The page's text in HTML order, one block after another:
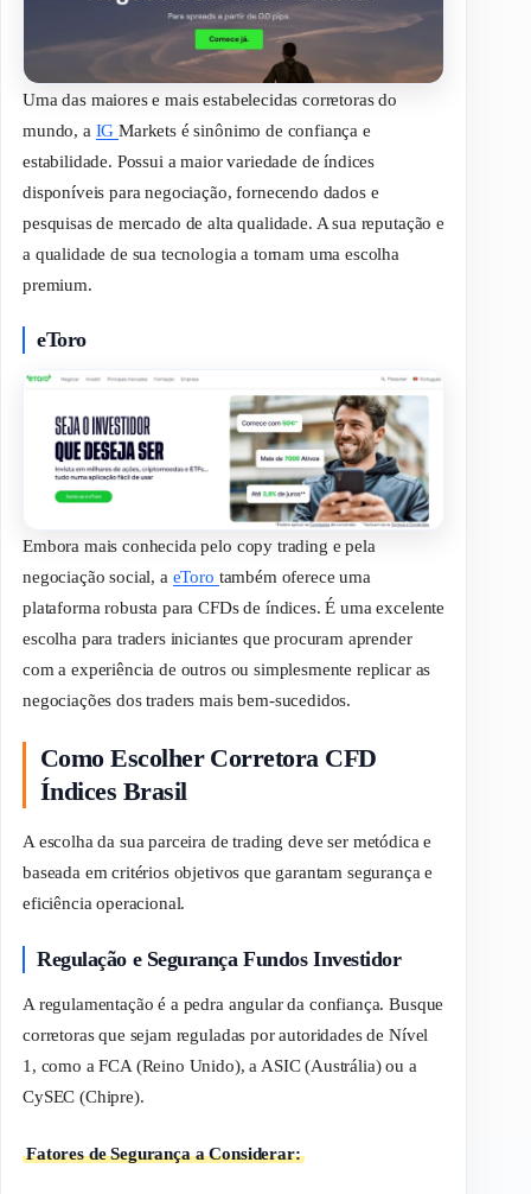
Uma das maiores e mais estabelecidas corretoras do
mundo, a IGMarkets é sinônimo de confiança e
estabilidade. Possui a maior variedade de índices
disponíveis para negociação, fornecendo dados e
pesquisas de mercado de alta qualidade. A sua reputação e
a qualidade de sua tecnologia a tornam uma escolha
premium.
eToro
Embora mais conhecida pelo copy trading e pela
negociação social, a eToro também oferece uma
plataforma robusta para CFDs de índices. É uma excelente
escolha para tradersiniciantes que procuram aprender
com a experiência de outros ou simplesmente replicar as
negociações dostraders mais bem-sucedidos.
Como Escolher Corretora CFD
Índices Brasil
A escolha da sua parceira detrading deve ser metódica e
baseada em critérios objetivos que garantam segurança e
eficiência operacional.
Regulação e Segurança Fundos Investidor
A regulamentação é a pedra angular da confiança. Busque
corretoras que sejam reguladas por autoridades de Nível
1, como a FCA (Reino Unido), a ASIC (Austrália) ou a
CySEC (Chipre).
Fatores de Segurança a Considerar: